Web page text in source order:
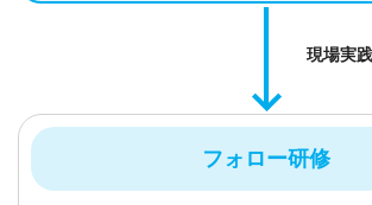
現場実践
フォロー研修